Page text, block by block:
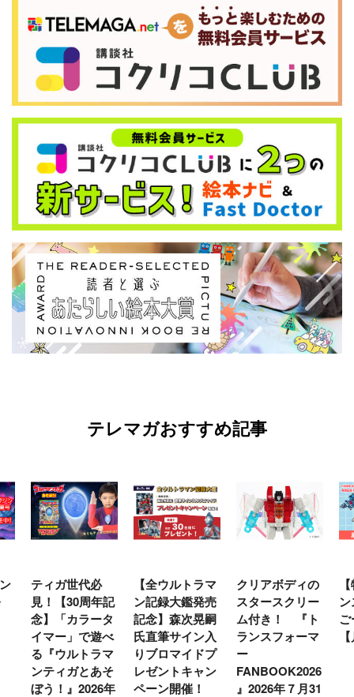
テレマガおすすめ記事
ティガ世代必
見！【30周年記
念】「カラータ
イマー」で遊べ
る『ウルトラマ
ンティガとあそ
ぼう！』2026年
【全ウルトラマ
ン記録大鑑発売
記念】森次晃嗣
氏直筆サイン入
りブロマイドプ
レゼントキャン
ペーン開催！
クリアボディの
スタースクリー
ム付き！ 『ト
ランスフォーマ
ー
FANBOOK2026
』2026年７月31